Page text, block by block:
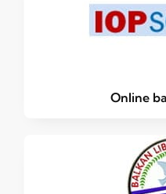
Online